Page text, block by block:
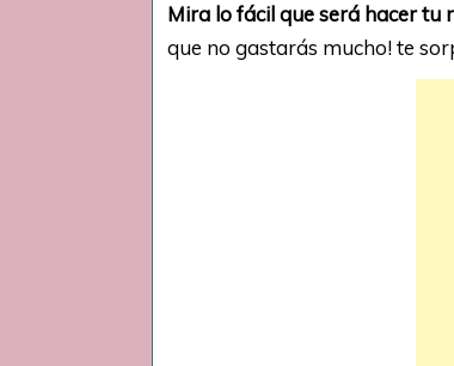
Mira lo fácil que será hacer tu
que no gastarás mucho! te